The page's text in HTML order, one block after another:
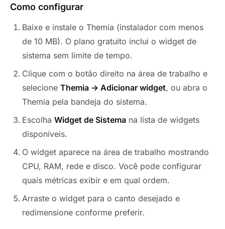
Como configurar
Baixe e instale o Themia (instalador com menos
de 10 MB). O plano gratuito inclui o widget de
sistema sem limite de tempo.
Clique com o botão direito na área de trabalho e
selecione Themia → Adicionar widget, ou abra o
Themia pela bandeja do sistema.
Escolha Widget de Sistema na lista de widgets
disponíveis.
O widget aparece na área de trabalho mostrando
CPU, RAM, rede e disco. Você pode configurar
quais métricas exibir e em qual ordem.
Arraste o widget para o canto desejado e
redimensione conforme preferir.